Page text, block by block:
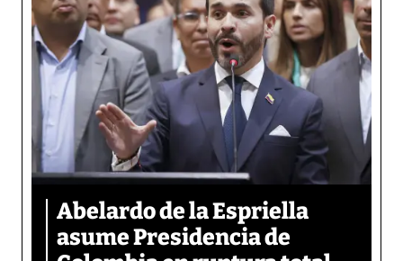
Abelardo de la Espriella
asume Presidencia de